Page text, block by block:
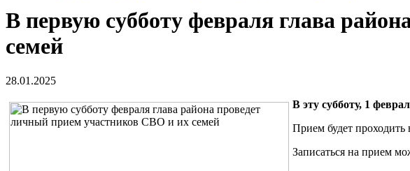
В первую субботу февраля глава
семей
28.01.2025
В эту субботу, 1
Прием будет проходить
Записаться на прием